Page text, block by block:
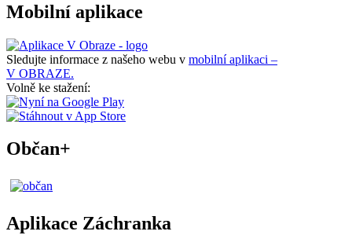
Mobilní aplikace
Sledujte informace z našeho webu v mobilní aplikaci –
V OBRAZE.
Volně ke stažení:
Občan+
Aplikace Záchranka